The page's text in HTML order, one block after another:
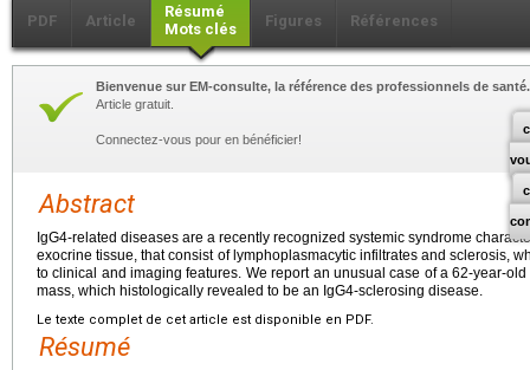
PDF Article
Résumé
Mots clés
Figures Références
Bienvenue sur EM-consulte, la référence des professionnels de santé.
Article gratuit.
Connectez-vous pour en bénéficier!
Abstract
IgG4-related diseases are a recently recognized systemic syndrome
exocrine tissue, that consist of lymphoplasmacytic infiltrates and sclerosis,
to clinical and imaging features. We report an unusual case of a 62-year-
mass, which histologically revealed to be an IgG4-sclerosing disease.
Le texte complet de cet article est disponible en PDF.
Résumé